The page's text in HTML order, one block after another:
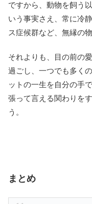
ですから、動物を飼う
いう事実さえ、常に冷
ス症候群など、無縁の物
それよりも、目の前の
過ごし、一つでも多く
ットの一生を自分の手
張って言える関わりを
う。
まとめ